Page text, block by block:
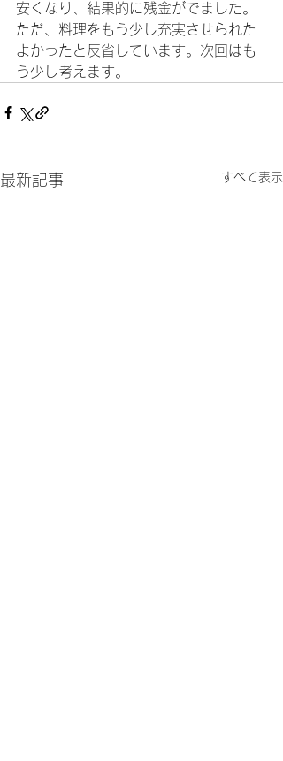
安くなり、結果的に残金がでました。
ただ、料理をもう少し充実させられた
よかったと反省しています。次回はも
う少し考えます。
最新記事 すべて表示